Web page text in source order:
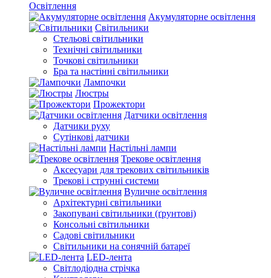
Освітлення
Акумуляторне освітлення
Світильники
Стельові світильники
Технічні світильники
Точкові світильники
Бра та настінні світильники
Лампочки
Люстры
Прожектори
Датчики освітлення
Датчики руху
Сутінкові датчики
Настільні лампи
Трекове освітлення
Аксесуари для трекових світильників
Трекові і струнні системи
Вуличне освітлення
Архітектурні світильники
Закопувані світильники (ґрунтові)
Консольні світильники
Садові світильники
Світильники на сонячній батареї
LED-лента
Світлодіодна стрічка